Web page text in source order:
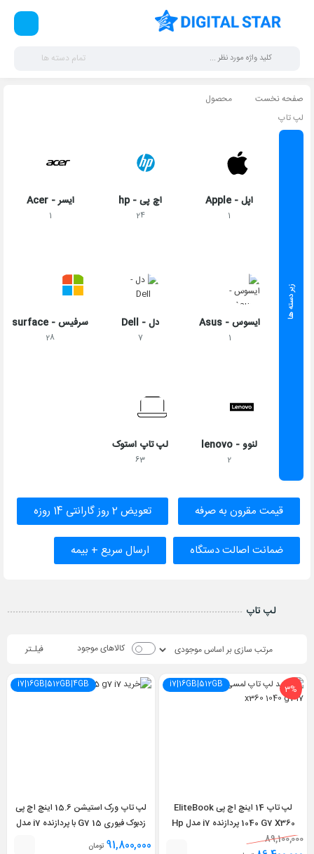
تمام دسته ها
صفحه نخست
محصول
لپ تاپ
اپل - Apple
1
اچ پی - hp
24
ایسر - Acer
1
ایسوس - Asus
1
دل - Dell
7
سرفیس - surface
28
لنوو - lenovo
2
لپ تاپ استوک
63
قیمت مقرون به‌ صرفه تعویض 2 روز گارانتی 14 روزه
ضمانت اصالت دستگاه ارسال سریع + بیمه
لپ تاپ
فیلـتر کالاهای موجود
i7|16GB|512GB 3%
لپ تاپ 14 اینچ اچ پی EliteBook
1040 G7 X360 پردازنده i7 مدل Hp
EliteBook 1040 G7 i7 10th 16GB
89,100,000
i7|16GB|512GB|4GB
لپ تاپ ورک استیشن 15.6 اینچ اچ پی
زدبوک فیوری 15 G7 با پردازنده i7 مدل
HP Zbook Fury 15 G7 i7 10TH
91,800,000 تومان